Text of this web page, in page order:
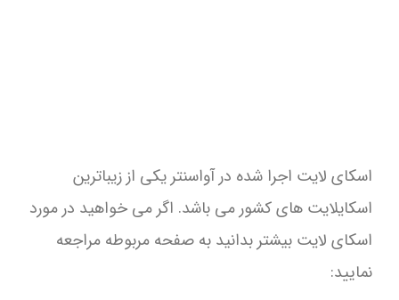
اسکای لایت اجرا شده در آواسنتر یکی از زیباترین
اسکایلایت های کشور می باشد. اگر می خواهید در مورد
اسکای لایت بیشتر بدانید به صفحه مربوطه مراجعه
نمایید: